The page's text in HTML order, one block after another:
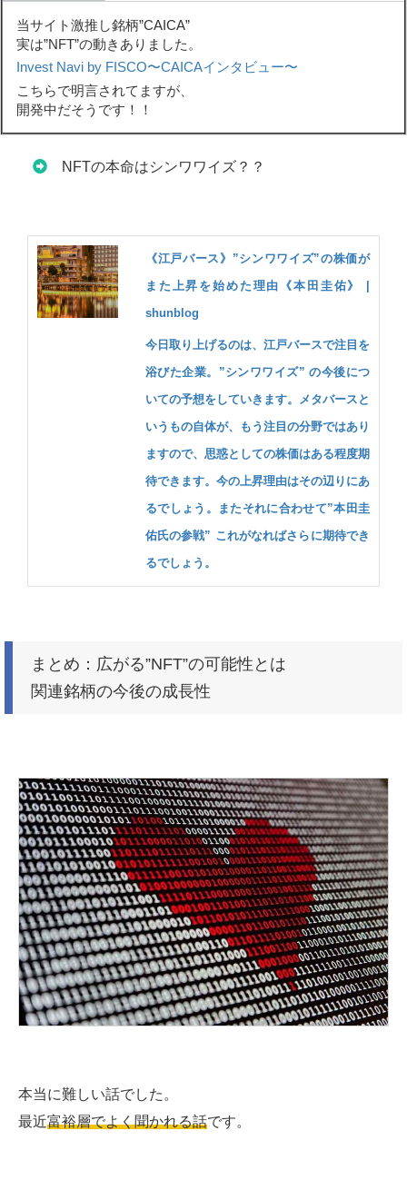
当サイト激推し銘柄”CAICA”
実は”NFT”の動きありました。
Invest Navi by FISCO〜CAICAインタビュー〜
こちらで明言されてますが、
開発中だそうです！！
NFTの本命はシンワワイズ？？
《江戸バース》”シンワワイズ”の株価が
また上昇を始めた理由《本田圭佑》 |
shunblog
今日取り上げるのは、江戸バースで注目を
浴びた企業。”シンワワイズ” の今後につ
いての予想をしていきます。メタバースと
いうもの自体が、もう注目の分野ではあり
ますので、思惑としての株価はある程度期
待できます。今の上昇理由はその辺りにあ
るでしょう。またそれに合わせて”本田圭
佑氏の参戦” これがなればさらに期待でき
るでしょう。
まとめ：広がる”NFT”の可能性とは
関連銘柄の今後の成長性
本当に難しい話でした。
最近富裕層でよく聞かれる話です。